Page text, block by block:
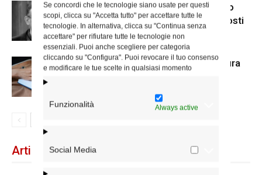
Se concordi che le tecnologie siano usate per questi
scopi, clicca su "Accetta tutto" per accettare tutte le
tecnologie. In alternativa, clicca su "Continua senza
accettare" per rifiutare tutte le tecnologie non
essenziali. Puoi anche scegliere per categoria
cliccando su "Configura". Puoi revocare il tuo consenso
e modificare le tue scelte in qualsiasi momento
Funzionalità Always active
Social Media
“Tradizione o innovazione?”: ultimo
incontro sulla dialettica tra gli opposti
alla Chiesa dei Cappuccini
Alla Sapienza il Festival di letteratura
Articoli recenti